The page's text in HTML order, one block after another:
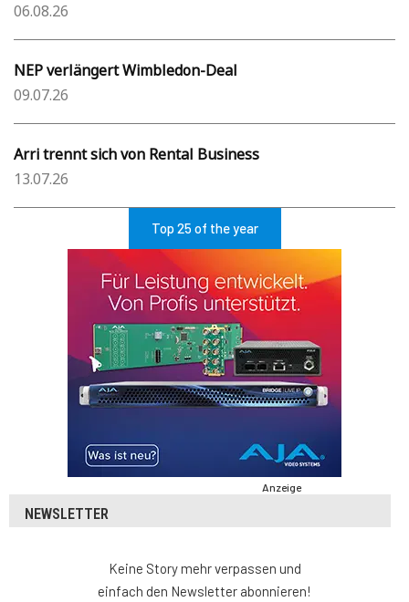
06.08.26
NEP verlängert Wimbledon-Deal
09.07.26
Arri trennt sich von Rental Business
13.07.26
Top 25 of the year
Anzeige
NEWSLETTER
Keine Story mehr verpassen und
einfach den Newsletter abonnieren!